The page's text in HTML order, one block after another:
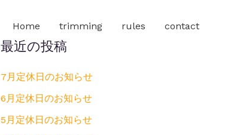
Home trimming rules contact
最近の投稿
7月定休日のお知らせ
6月定休日のお知らせ
5月定休日のお知らせ